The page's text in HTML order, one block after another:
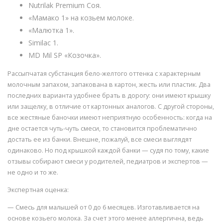
Nutrilak Premium Соя.
«Мамако 1» на козьем молоке.
«Малютка 1».
Similac 1.
MD Mil SP «Козочка».
Рассыпчатая субстанция бело-желтого оттенка с характерным
молочным запахом, запакована в картон, жесть или пластик. Два
последних варианта удобнее брать в дорогу: они имеют крышку
или защелку, в отличие от картонных аналогов. С другой стороны,
все жестяные баночки имеют неприятную особенность: когда на
дне остается чуть-чуть смеси, то становится проблематично
достать ее из банки. Внешне, пожалуй, все смеси выглядят
одинаково. Но под крышкой каждой банки — судя по тому, какие
отзывы собирают смеси у родителей, педиатров и экспертов —
не одно и то же.
Экспертная оценка:
— Смесь для малышей от 0 до 6 месяцев. Изготавливается на
основе козьего молока. За счет этого менее аллергична, ведь